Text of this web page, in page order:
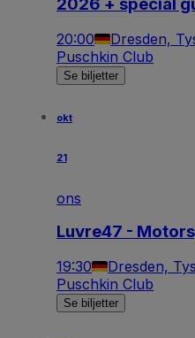
20:00 Dresden,
Puschkin Club
Se biljetter
okt
21
ons
Luvre47 -
19:30 Dresden,
Puschkin Club
Se biljetter